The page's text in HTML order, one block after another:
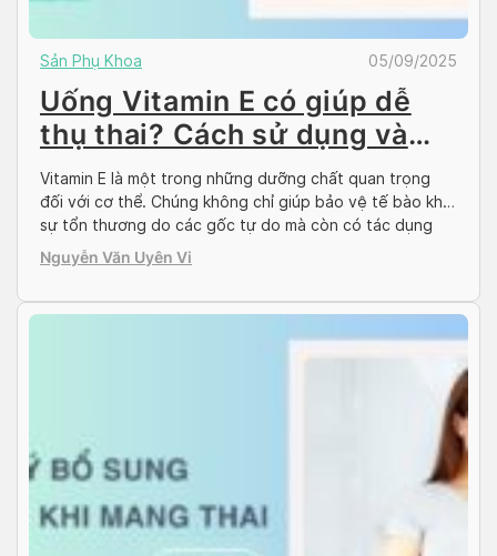
Sản Phụ Khoa 05/09/2025
Uống Vitamin E có giúp dễ
thụ thai? Cách sử dụng và
lưu ý nên biết
Vitamin E là một trong những dưỡng chất quan trọng
đối với cơ thể. Chúng không chỉ giúp bảo vệ tế bào khỏi
sự tổn thương do các gốc tự do mà còn có tác dụng
tích cực trên sức khỏe sinh sản. Nhiều phụ nữ khi chuẩn
bị mang thai thường tìm hiểu về […]
Nguyễn Văn Uyên Vi